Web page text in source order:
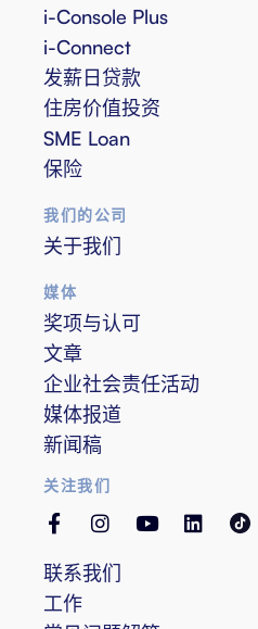
i-Console Plus
i-Connect
发薪日贷款
住房价值投资
SME Loan
保险
我们的公司
关于我们
媒体
奖项与认可
文章
企业社会责任活动
媒体报道
新闻稿
关注我们
联系我们
工作